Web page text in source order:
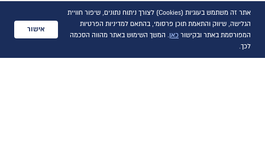
שעות פעילות מוקד שירות לקוחות:
א' - ד':
09:00 - 16:30
ה :
09:00 - 16:00
אתר זה משתמש בעוגיות (Cookies) לצורך ניתוח נתונים, שיפור חוויית
הגלישה, שיווק והתאמת תוכן פרסומי, בהתאם למדיניות הפרטיות
המפורסמת באתר ובקישור כאן. המשך השימוש באתר מהווה הסכמה
לכך.
אישור